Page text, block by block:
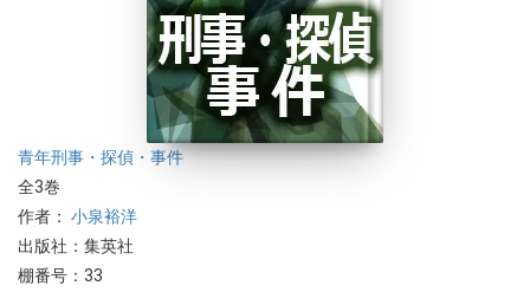
青年刑事・探偵・事件
全3巻
作者： 小泉裕洋
出版社：集英社
棚番号：33